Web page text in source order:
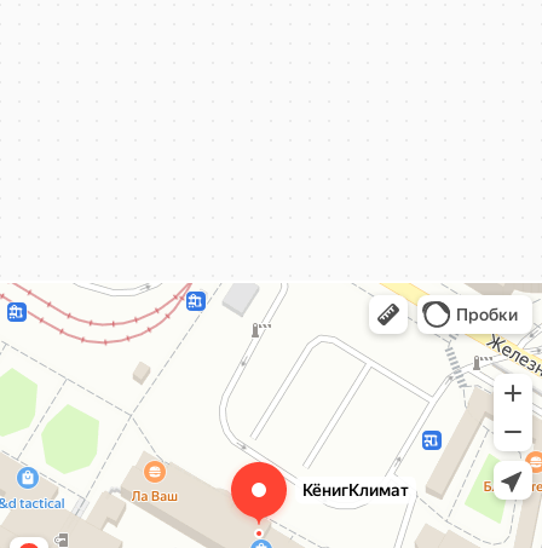
КёнигКлимат
Кондиционеры в Калининграде
Установка кондиционеров в Калининграде